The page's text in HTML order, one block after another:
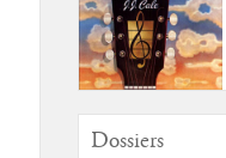
Dossiers